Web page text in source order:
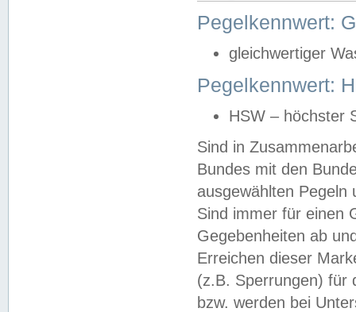
Pegelkennwert:
gleichwertiger
Pegelkennwert:
HSW – höchster
Sind in
Bundes mit den
ausgewählten
Sind immer für einen
Gegebenheiten ab
Erreichen dieser
(z.B. Sperrungen) für
bzw. werden bei